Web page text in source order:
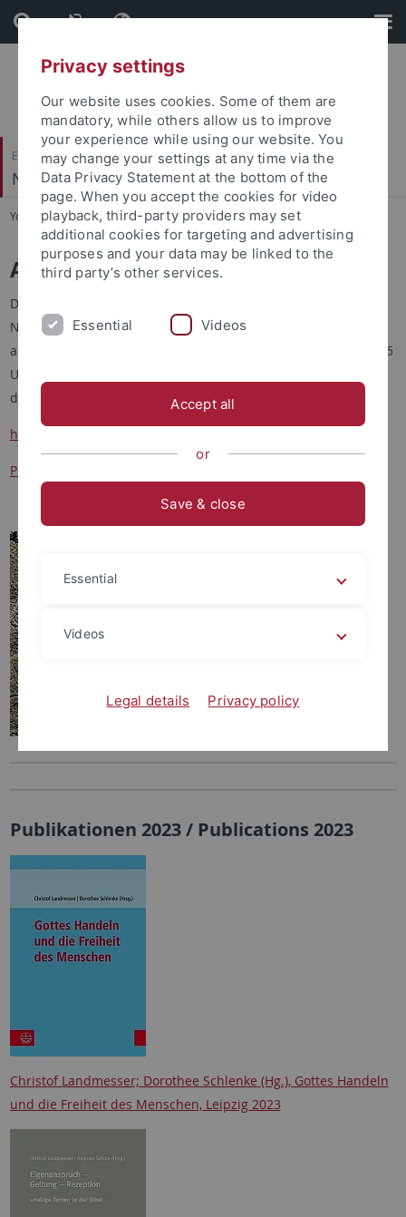
Skip
to
content
Skip
to
footer
Evangelisch-Theologische Fakultät
Neues Testament III
You are here: Startseite ... Aktuelles
Aktuelles / News
Dr. Joel Klenk wird mit dem Dr. Leopold Lucas-Preis für
Nachwuchswissenschaftlerinnen und -wissenschaftler
ausgezeichnet, welcher am Freitag, den 15. Mai 2026, um 17:15
Uhr, in der Alten Aula
der Universität Tübingen, verliehen wird.
https://uni-tuebingen.de
Pressemitteilung
Publikationen 2023 / Publications 2023
Christof Landmesser; Dorothee Schlenke (Hg.), Gottes Handeln
und die Freiheit des Menschen, Leipzig 2023
Privacy settings
Our website uses cookies. Some of them are
mandatory, while others allow us to improve
your experience while using our website. You
may change your settings at any time via the
Data Privacy Statement at the bottom of the
page. When you accept the cookies for video
playback, third-party providers may set
additional cookies for targeting and advertising
purposes and your data may be linked to the
third party’s other services.
Essential Videos
Accept all
or
Save & close
Essential
Videos
Legal details Privacy policy